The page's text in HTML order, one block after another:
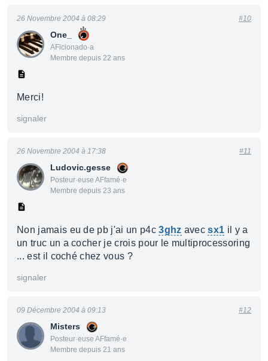
One_
AFicionado·a
Membre depuis 22 ans
26 Novembre 2004 à 08:29 #10
Merci!
signaler
Ludovic.gesse
Posteur·euse AFfamé·e
Membre depuis 23 ans
26 Novembre 2004 à 17:38 #11
Non jamais eu de pb j'ai un p4c3ghz avecsx1 il y a
un truc un a cocher je crois pour le multiprocessoring
... est il coché chez vous ?
signaler
Misters
Posteur·euse AFfamé·e
Membre depuis 21 ans
09 Décembre 2004 à 09:13 #12